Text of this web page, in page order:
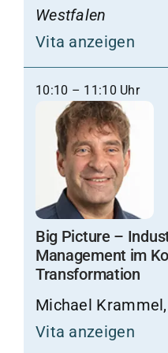
Westfalen
Vita anzeigen
10:10 – 11:10 Uhr
Big Picture –
Management im
Transformation
Michael
Vita anzeigen